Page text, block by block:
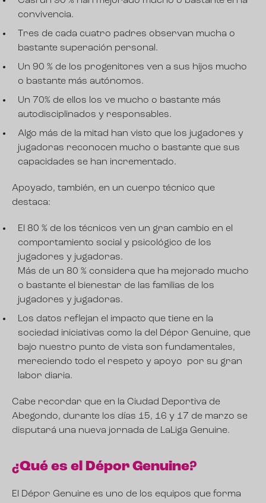
convivencia.
Tres de cada cuatro padres observan mucha o
bastante superación personal.
Un 90 % de los progenitores ven a sus hijos mucho
o bastante más autónomos.
Un 70% de ellos los ve mucho o bastante más
autodisciplinados y responsables.
Algo más de la mitad han visto que los jugadores y
jugadoras reconocen mucho o bastante que sus
capacidades se han incrementado.
Apoyado, también, en un cuerpo técnico que
destaca:
El 80 % de los técnicos ven un gran cambio en el
comportamiento social y psicológico de los
jugadores y jugadoras.
Más de un 80 % considera que ha mejorado mucho
o bastante el bienestar de las familias de los
jugadores y jugadoras.
Los datos reflejan el impacto que tiene en la
sociedad iniciativas como la del Dépor Genuine, que
bajo nuestro punto de vista son fundamentales,
mereciendo todo el respeto y apoyo por su gran
labor diaria.
Cabe recordar que en la Ciudad Deportiva de
Abegondo, durante los días 15, 16 y 17 de marzo se
disputará una nueva jornada de LaLiga Genuine.
¿Qué es el Dépor Genuine?
El Dépor Genuine es uno de los equipos que forma